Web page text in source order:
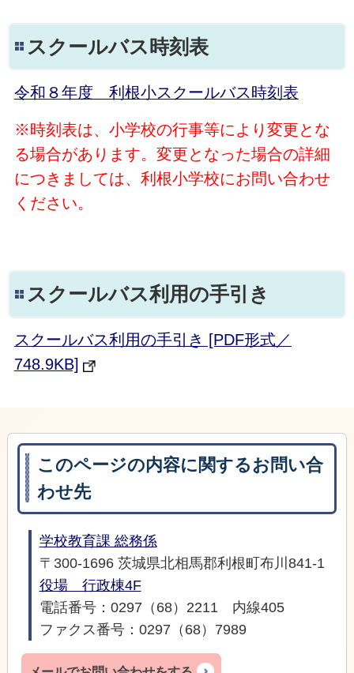
スクールバス時刻表
令和８年度 利根小スクールバス時刻表
※時刻表は、小学校の行事等により変更とな
る場合があります。 変更となった場合の詳細
につきましては、利根小学校にお問い合わせ
ください。
スクールバス利用の手引き
スクールバス利用の手引き [PDF形式／
748.9KB]
このページの内容に関するお問い合
わせ先
学校教育課 総務係
〒300-1696 茨城県北相馬郡利根町布川841-1
役場 行政棟4F
電話番号：0297（68）2211 内線405
ファクス番号：0297（68）7989